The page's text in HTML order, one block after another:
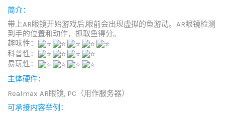
简介：
带上AR眼镜开始游戏后,眼前会出现虚拟的鱼游动。AR眼镜检测
到手的位置和动作，抓取鱼得分。
趣味性：
科普性：
易玩性：
主体硬件：
Realmax AR眼镜, PC（用作服务器）
可承接内容举例：